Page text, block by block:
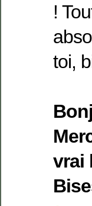
!
toi,
vrai